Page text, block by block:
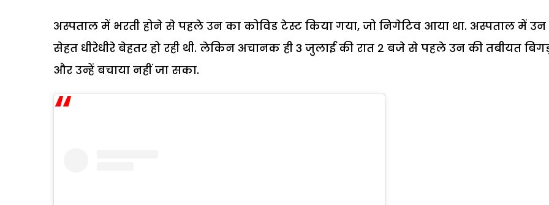
अस्पताल में भरती होने से पहले उन का कोविड टेस्ट किया गया, जो निगेटिव आया था. अस्पताल में उन
सेहत धीरेधीरे बेहतर हो रही थी. लेकिन अचानक ही 3 जुलाई की रात 2 बजे से पहले उन की तबीयत
और उन्हें बचाया नहीं जा सका.